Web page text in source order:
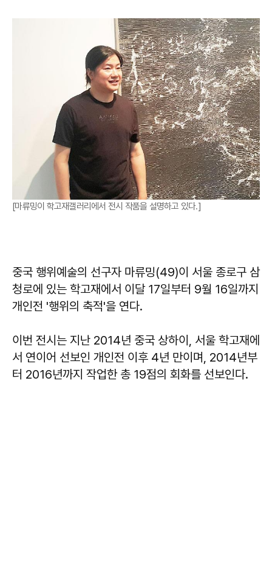
[마류밍이 학고재갤러리에서 전시 작품을 설명하고 있다.]
중국 행위예술의 선구자 마류밍(49)이 서울 종로구 삼
청로에 있는 학고재에서 이달 17일부터 9월 16일까지
개인전 '행위의 축적'을 연다.
이번 전시는 지난 2014년 중국 상하이, 서울 학고재에
서 연이어 선보인 개인전 이후 4년 만이며, 2014년부
터 2016년까지 작업한 총 19점의 회화를 선보인다.